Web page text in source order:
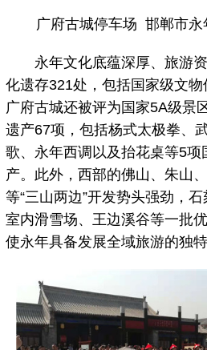
广府古城停车场 邯郸市永
永年文化底蕴深厚、旅游资
化遗存321处，包括国家级文物
广府古城还被评为国家5A级景
遗产67项，包括杨式太极拳、
歌、永年西调以及抬花桌等5
产。此外，西部的佛山、朱山
等“三山两边”开发势头强劲，石
室内滑雪场、王边溪谷等一批
使永年具备发展全域旅游的独特